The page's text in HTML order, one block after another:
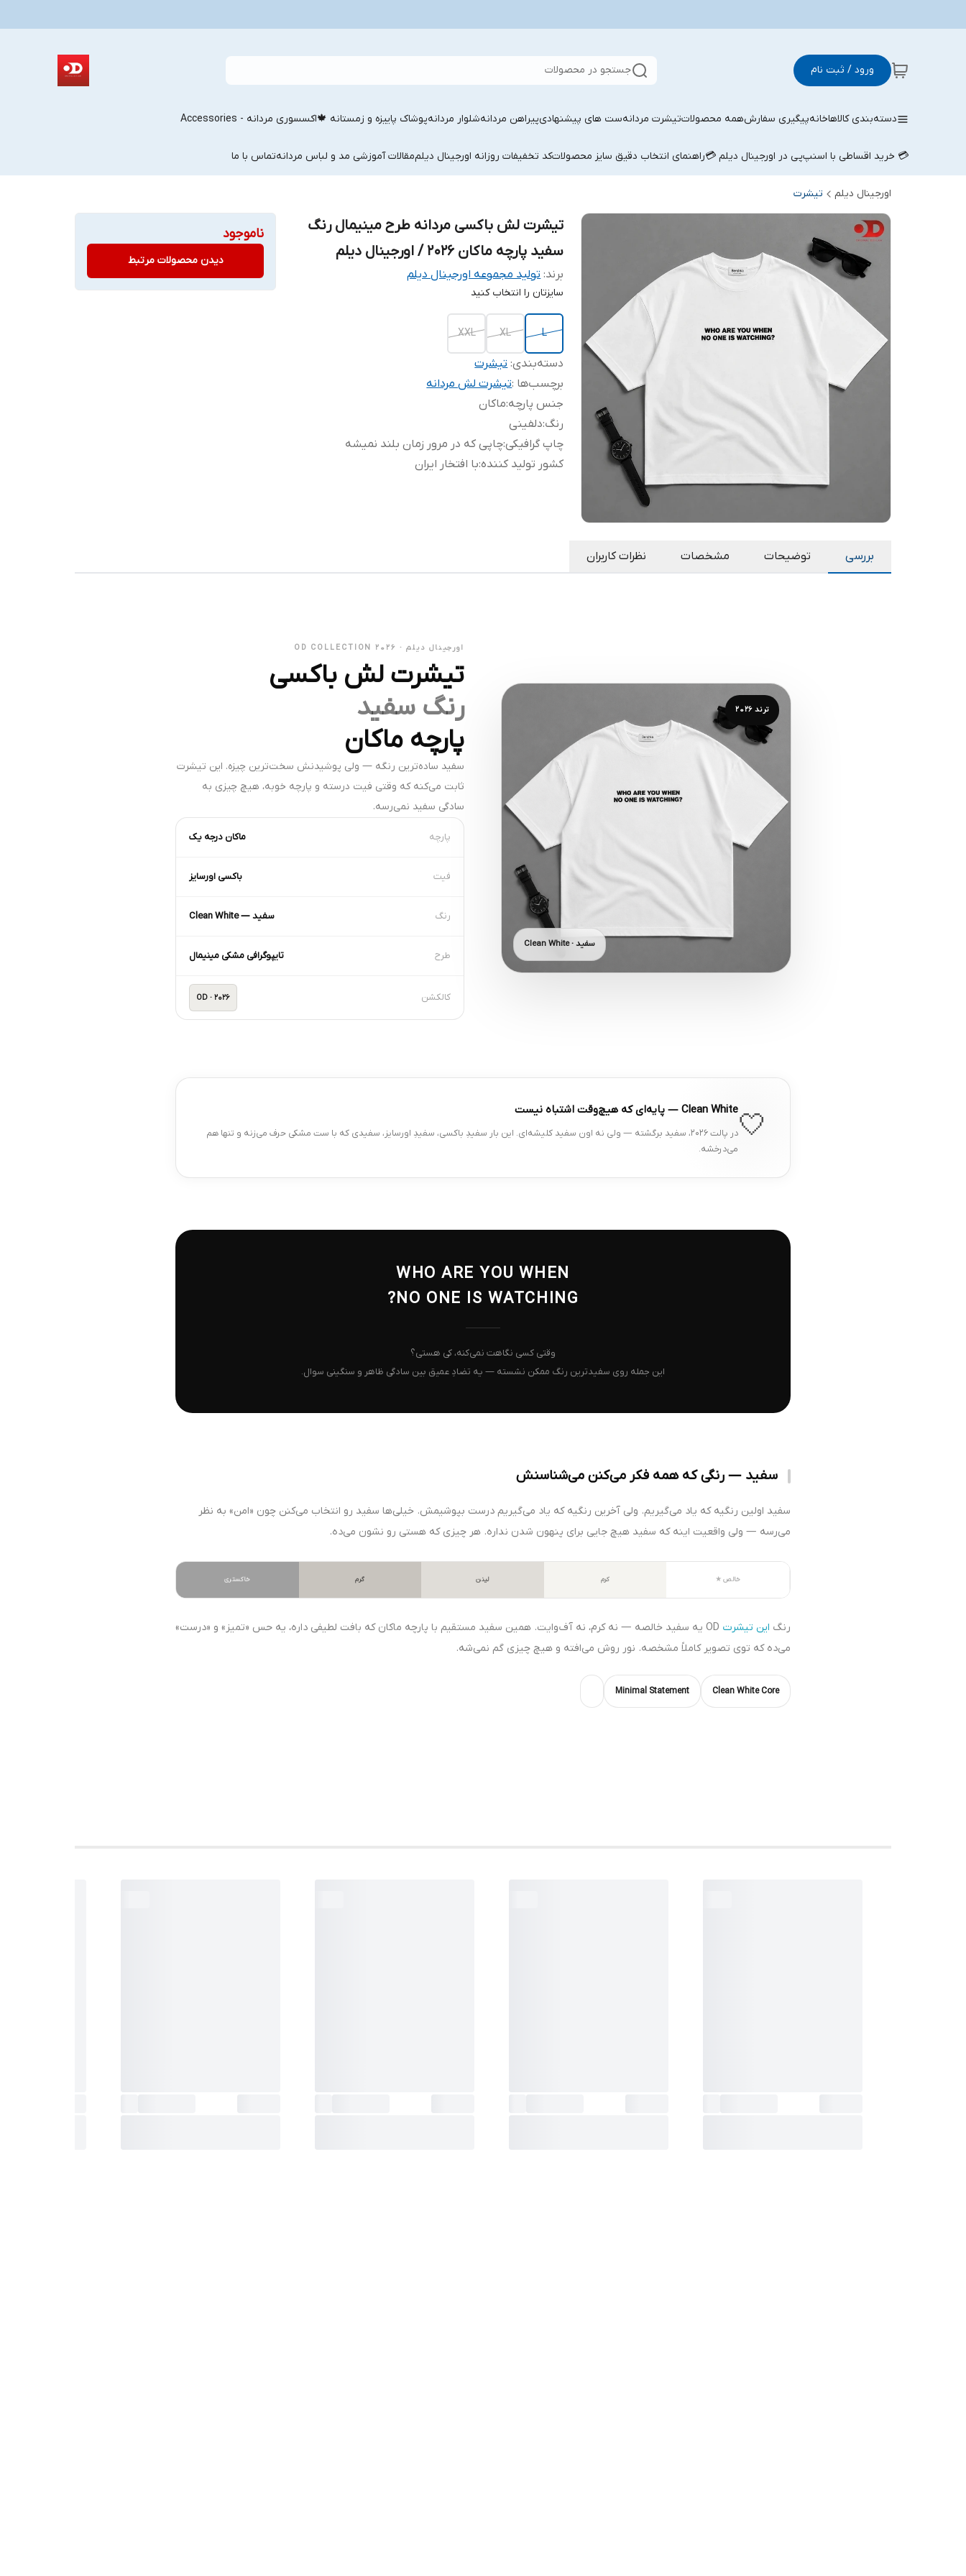
ورود / ثبت نام جستجو در محصولات
دسته‌بندی کالاهاخانهپیگیری سفارشهمه محصولاتتیشرت مردانهست های پیشنهادیپیراهن مردانهشلوار مردانهپوشاک پاییزه و زمستانه 🍁اکسسوری مردانه - Accessories
💳 خرید اقساطی با اسنپ‌پی در اورجینال دیلم 💳راهنمای انتخاب دقیق سایز محصولاتکد تخفیفات روزانه اورجینال دیلممقالات آموزشی مد و لباس مردانهتماس با ما
اورجینال دیلم تیشرت
تیشرت لش باکسی مردانه طرح مینیمال رنگ
سفید پارچه ماکان 2026 / اورجینال دیلم
برند: تولید مجموعه اورجینال دیلم
سایزتان را انتخاب کنید
L
XL
XXL
دسته‌بندی:تیشرت
برچسب‌ها :تیشرت لش مردانه
جنس پارچه:ماکان
رنگ:دلفینی
چاپ گرافیکی:چاپی که در مرور زمان بلند نمیشه
کشور تولید کننده:با افتخار ایران
ناموجود
دیدن محصولات مرتبط
بررسی توضیحات مشخصات نظرات کاربران
ترند ۲۰۲۶
سفید · Clean White
اورجینال دیلم · OD COLLECTION 2026
تیشرت لش باکسی
رنگ سفید
پارچه ماکان
سفید ساده‌ترین رنگه — ولی پوشیدنش سخت‌ترین چیزه. این تیشرت
ثابت می‌کنه که وقتی فیت درسته و پارچه خوبه، هیچ چیزی به
سادگی سفید نمی‌رسه.
پارچه ماکان درجه یک
فیت باکسی اورسایز
رنگ سفید — Clean White
طرح تایپوگرافی مشکی مینیمال
کالکشن OD · 2026
🤍Clean White — پایه‌ای که هیچ‌وقت اشتباه نیست
در پالت ۲۰۲۶، سفید برگشته — ولی نه اون سفید کلیشه‌ای. این بار سفیدِ باکسی، سفیدِ اورسایز، سفیدی که با ست مشکی حرف می‌زنه و تنها هم
می‌درخشه.
WHO ARE YOU WHEN
NO ONE IS WATCHING?
وقتی کسی نگاهت نمی‌کنه، کی هستی؟
این جمله روی سفیدترین رنگ ممکن نشسته — یه تضادِ عمیق بین سادگی ظاهر و سنگینی سوال.
سفید — رنگی که همه فکر می‌کنن می‌شناسنش
سفید اولین رنگیه که یاد می‌گیریم. ولی آخرین رنگیه که یاد می‌گیریم درست بپوشیمش. خیلی‌ها سفید رو انتخاب می‌کنن چون «امن» به نظر
می‌رسه — ولی واقعیت اینه که سفید هیچ جایی برای پنهون شدن نداره. هر چیزی که هستی رو نشون می‌ده.
خالص ★ کرم لینن گرم خاکستری
رنگ این تیشرت
OD یه سفید خالصه — نه کرم، نه آف‌وایت. همین سفید مستقیم با پارچه ماکان که بافت لطیفی داره، یه حس «تمیز» و «درست»
می‌ده که توی تصویر کاملاً مشخصه. نور روش می‌افته و هیچ چیزی گم نمی‌شه.
Clean White Core
Minimal Statement